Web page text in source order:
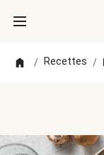
/ Recettes /